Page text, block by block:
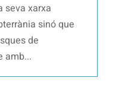
seva xarxa
sinó que
de
amb...